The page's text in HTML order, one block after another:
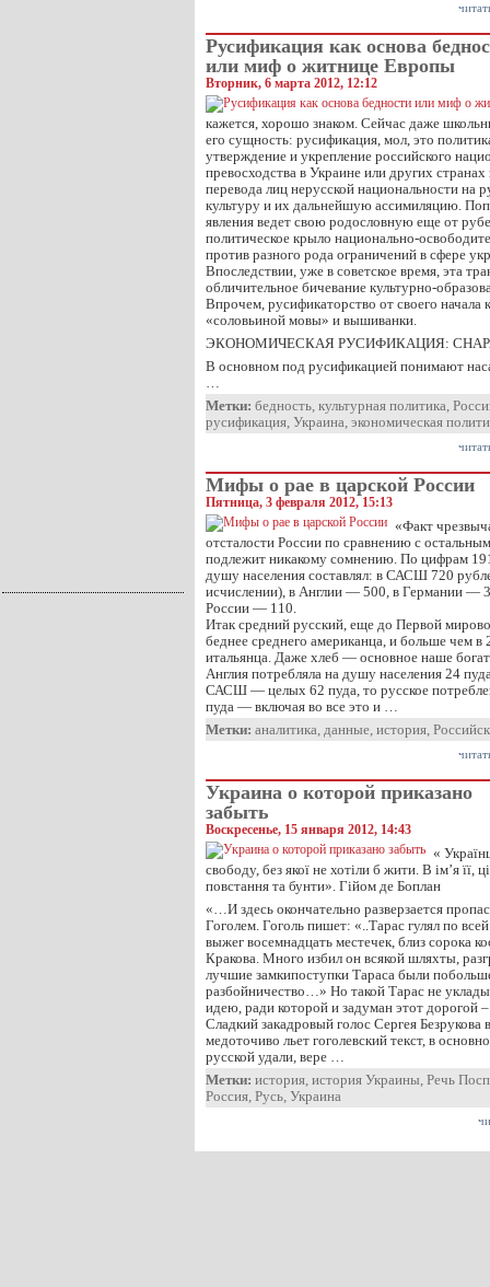
Русификация как основа
или миф о житнице Европы
Вторник, 6 марта 2012, 12:12
кажется, хорошо знаком. Сейчас даже
его сущность: русификация, мол, это
утверждение и укрепление российского
превосходства в Украине или других странах
перевода лиц нерусской национальности на
культуру и их дальнейшую ассимиляцию.
явления ведет свою родословную еще от
политическое крыло национально-
против разного рода ограничений в сфере
Впоследствии, уже в советское время, эта
обличительное бичевание культурно-
Впрочем, русификаторство от своего начала
«соловьиной мовы» и вышиванки.
ЭКОНОМИЧЕСКАЯ РУСИФИКАЦИЯ:
В основном под русификацией понимают
…
Метки: бедность, культурная политика,
русификация, Украина, экономическая
Мифы о рае в царской России
Пятница, 3 февраля 2012, 15:13
«Факт
отсталости России по сравнению с
подлежит никакому сомнению. По цифрам
душу населения составлял: в САСШ 720
исчислении), в Англии — 500, в Германии —
России — 110.
Итак средний русский, еще до Первой
беднее среднего американца, и больше чем в
итальянца. Даже хлеб — основное наше
Англия потребляла на душу населения 24
САСШ — целых 62 пуда, то русское
пуда — включая во все это и …
Метки: аналитика, данные, история,
Украина о которой приказано
забыть
Воскресенье, 15 января 2012, 14:43
«
свободу, без якої не хотіли б жити. В ім’я її,
повстання та бунти». Гійом де Боплан
«…И здесь окончательно разверзается
Гоголем. Гоголь пишет: «..Тарас гулял по
выжег восемнадцать местечек, близ сорока
Кракова. Много избил он всякой шляхты,
лучшие замкипоступки Тараса были
разбойничество…» Но такой Тарас не
идею, ради которой и задуман этот дорогой
Сладкий закадровый голос Сергея Безрукова
медоточиво льет гоголевский текст, в
русской удали, вере …
Метки: история, история Украины, Речь
Россия, Русь, Украина